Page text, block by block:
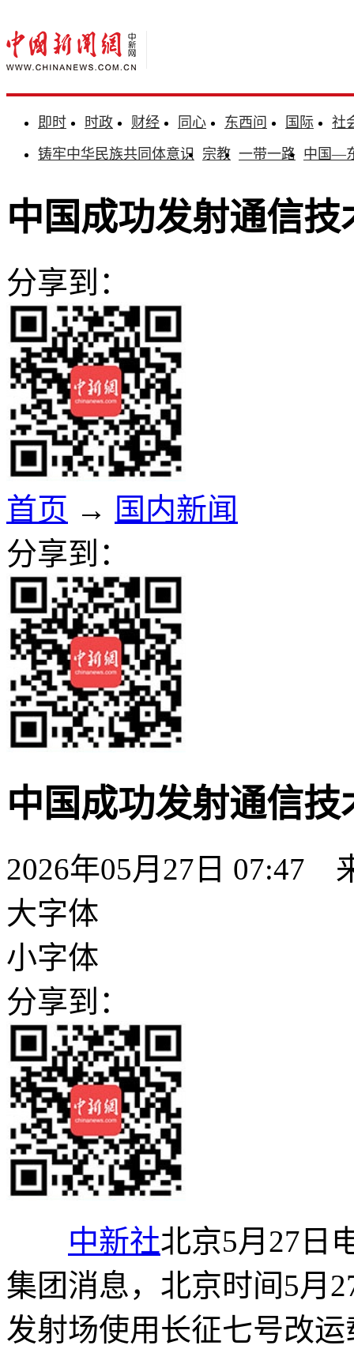
即时 时政 财经 同心 东西问 国际
社
铸牢中华民族共同体意识 宗教 一带一路 中国—
中国成功发射通信
分享到：
首页 → 国内新闻
分享到：
中国成功发射通信
2026年05月27日 07:47
大字体
小字体
分享到：
中新社北京5月27日
集团消息，北京时间5月
发射场使用长征七号改